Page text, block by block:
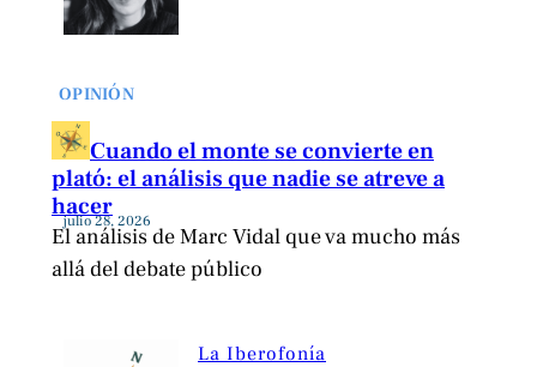
OPINIÓN
Cuando el monte se convierte en
plató: el análisis que nadie se atreve a
hacer
julio 28, 2026
El análisis de Marc Vidal que va mucho más
allá del debate público
La Iberofonía